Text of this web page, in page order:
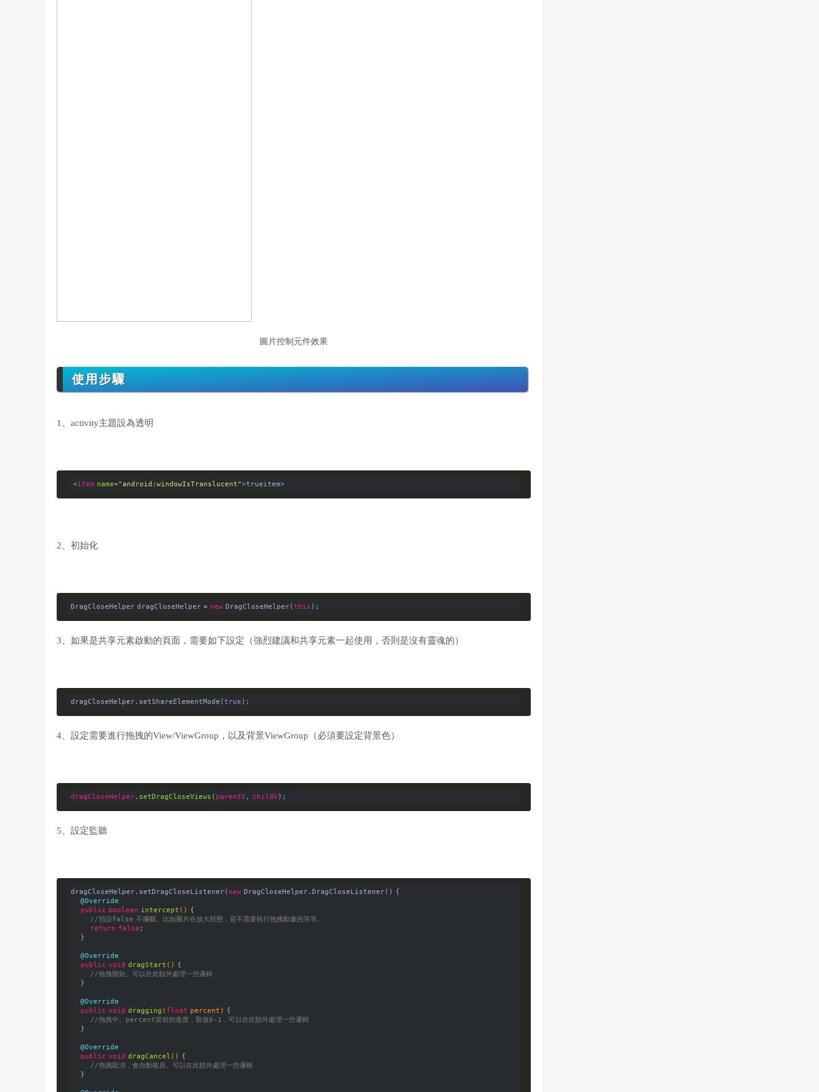
圖片控制元件效果
使用步驟
1、activity主題設為透明
<item name="android:windowIsTranslucent">trueitem>
2、初始化
DragCloseHelper dragCloseHelper = new DragCloseHelper( this
3、如果是共享元素啟動的頁面，需要如下設定（強烈建議和共享元素一起使用，否則是沒有靈魂的）
dragCloseHelper.setShareElementMode( true
4、設定需要進行拖拽的View/ViewGroup，以及背景ViewGroup（必須要設定背景色）
dragCloseHelper.setDragCloseViews ( parentV, childV
5、設定監聽
dragCloseHelper.setDragCloseListener( new DragCloseHelper.DragCloseListener() {
@Override
public boolean intercept () {
//預設false 不攔截。比如圖片在放大狀態，是不需要執行拖拽動畫的等等。
return false ;
}
@Override
public void dragStart () {
//拖拽開始。可以在此額外處理一些邏輯
}
@Override
public void dragging ( float percent) {
//拖拽中。percent當前的進度，取值0-1，可以在此額外處理一些邏輯
}
@Override
public void dragCancel () {
//拖拽取消，會自動複原。可以在此額外處理一些邏輯
}